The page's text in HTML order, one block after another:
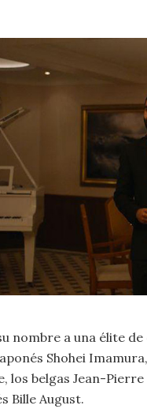
nombre a una élite
Shohei
los belgas Jean-
Bille August.